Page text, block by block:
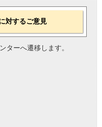
対するご意見
ターへ遷移します。